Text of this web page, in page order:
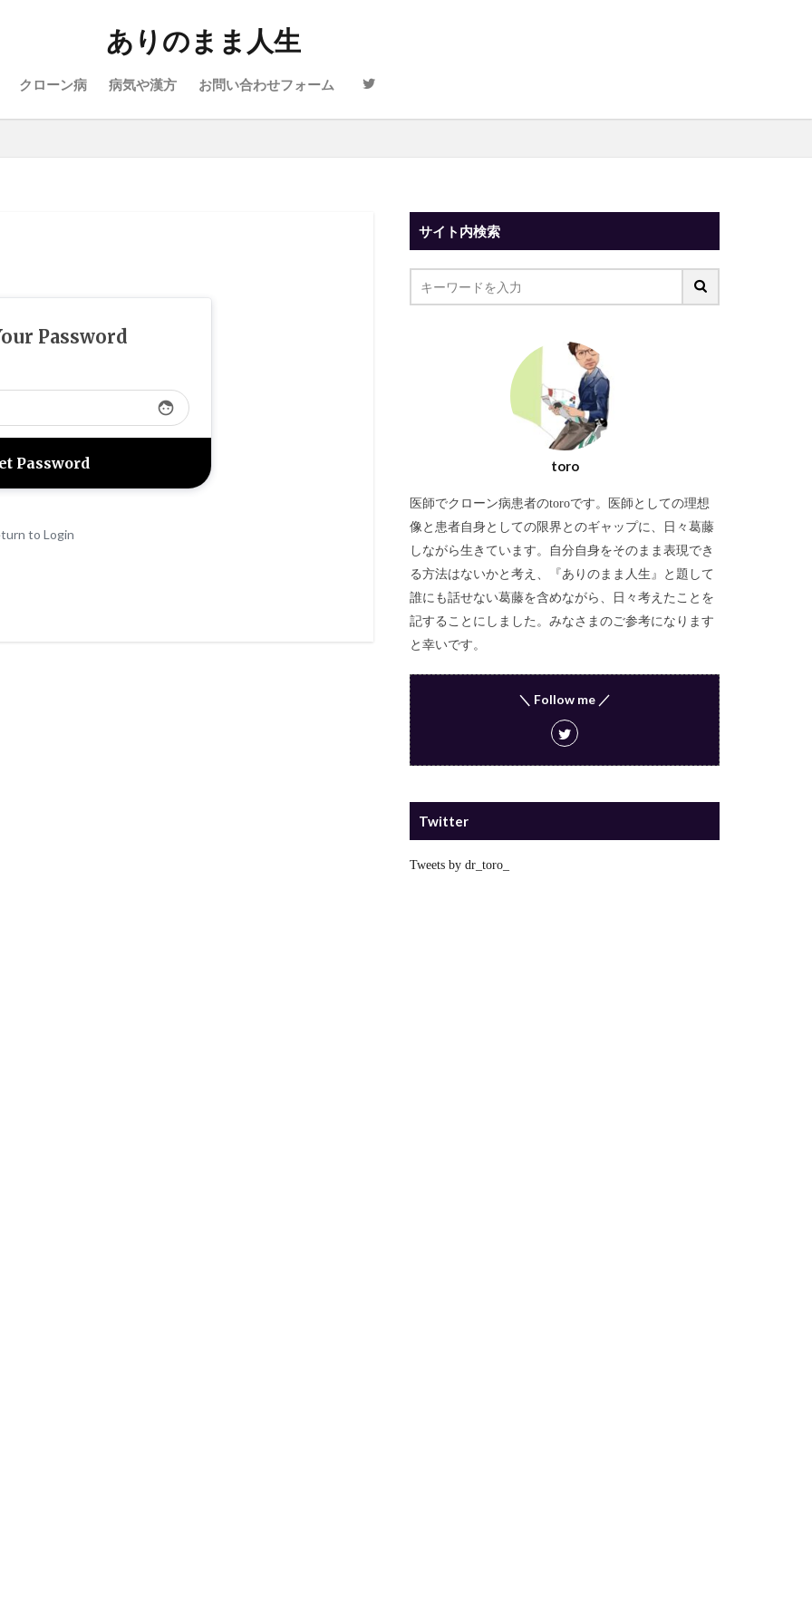
ありのまま人生
クローン病 病気や漢方 お問い合わせフォーム
Password
face
to Login
サイト内検索
toro
医師でクローン病患者のtoroです。医師としての理想
像と患者自身としての限界とのギャップに、日々葛藤
しながら生きています。自分自身をそのまま表現でき
る方法はないかと考え、『ありのまま人生』と題して
誰にも話せない葛藤を含めながら、日々考えたことを
記することにしました。みなさまのご参考になります
と幸いです。
＼ Follow me ／
Twitter
Tweets by dr_toro_